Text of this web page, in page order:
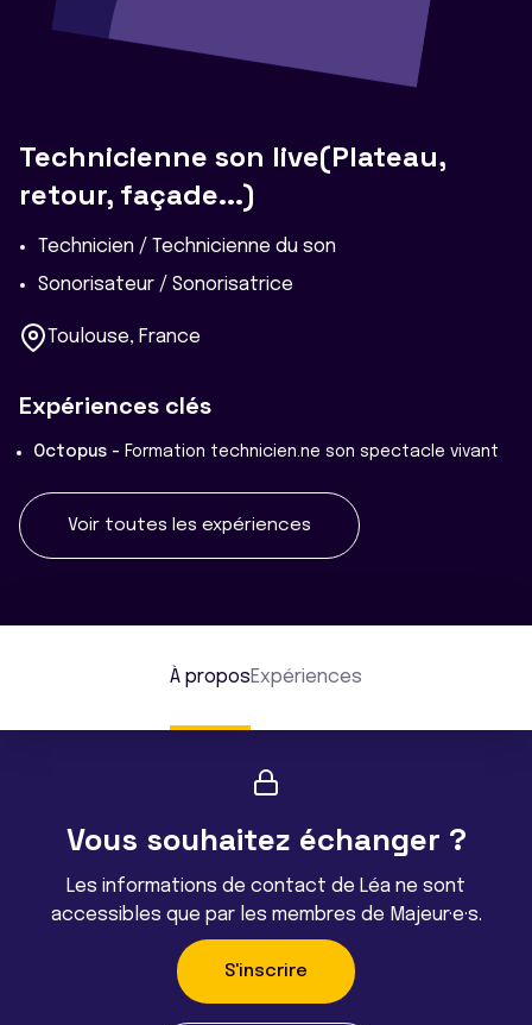
Technicienne son live(Plateau,
retour, façade...)
Technicien / Technicienne du son
Sonorisateur / Sonorisatrice
Toulouse, France
Expériences clés
Octopus - Formation technicien.ne son spectacle vivant
Voir toutes les expériences
À proposExpériences
Vous souhaitez échanger ?
Les informations de contact de Léa ne sont
accessibles que par les membres de Majeur·e·s.
S'inscrire